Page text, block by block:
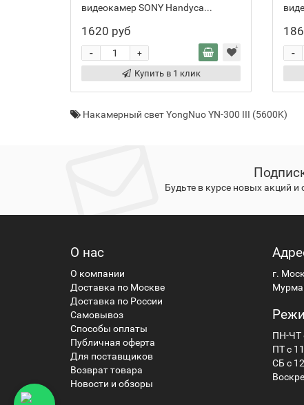
видеокамер SONY Handyca...
1620 руб
+
-
Купить в 1 клик
-
Накамерный свет YongNuo YN-300 III (5600K)
Будьте в курсе новых акций
О нас
О компании
Доставка по Москве
Доставка по России
Самовывоз
Способы оплаты
Публичная оферта
Для поставщиков
Возврат товара
Новости и обзоры
г.
ПН-ЧТ
ПТ с
СБ с